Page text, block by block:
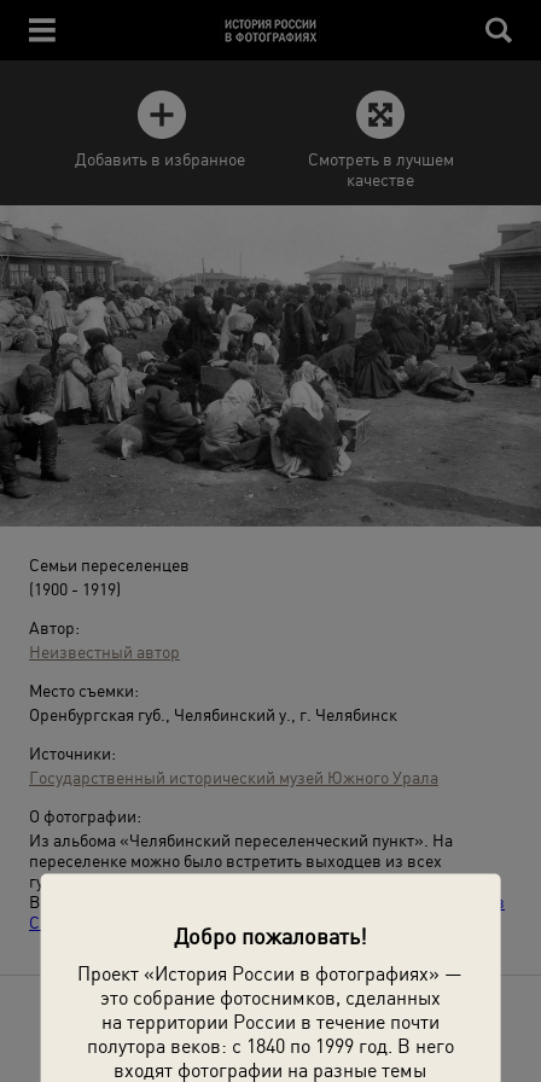
Добро пожаловать!
Проект «История России в фотографиях» —
это собрание фотоснимков, сделанных
на территории России в течение почти
полутора веков: с 1840 по 1999 год. В него
входят фотографии на разные темы
Добавить в избранное
Смотреть в лучшем
качестве
Семьи переселенцев
(1900 - 1919)
Автор:
Неизвестный автор
Место съемки:
Оренбургская губ., Челябинский у., г. Челябинск
Источники:
Государственный исторический музей Южного Урала
О фотографии:
Из альбома «Челябинский переселенческий пункт». На
переселенке можно было встретить выходцев из всех
губерний России.
Выставки
«Переселенцы в
Сибирь»
Расскажите друзьям об этом фото